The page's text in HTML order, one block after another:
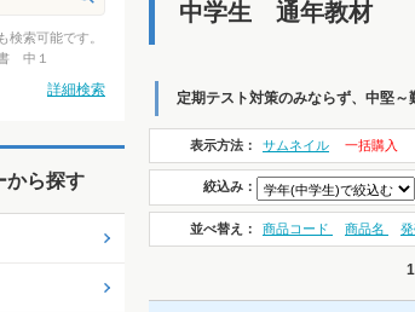
中学生 通年教材
定期テスト対策のみならず、中堅
表示方法： サムネイル 一括購入
絞込み：
並べ替え： 商品コード 商品名 発
索可能です。
中１
詳細検索
から探す